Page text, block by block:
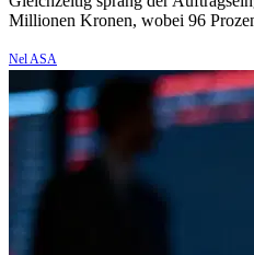
Millionen Kronen, wobei 96
Nel ASA